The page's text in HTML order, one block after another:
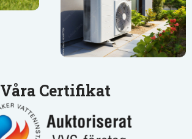
Våra Certifikat